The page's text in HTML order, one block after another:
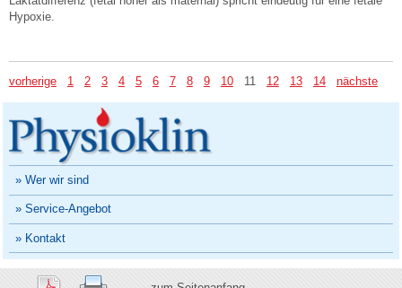
Hypoxie.
vorherige 1 2 3 4 5 6 7 8 9 10 11 12 13 14 nächste
» Wer wir sind
» Service-Angebot
» Kontakt